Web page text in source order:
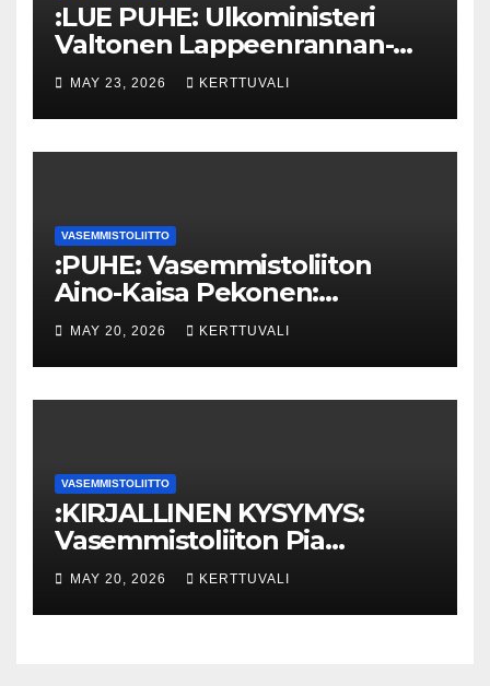
:LUE PUHE: Ulkoministeri
Valtonen Lappeenrannan-
Lahden teknillisen yliopiston
kunniatohtoriksi
MAY 23, 2026 KERTTUVALI
VASEMMISTOLIITTO
:PUHE: Vasemmistoliiton
Aino-Kaisa Pekonen:
Eriarvoistumisen
pysäyttäminen luo
turvallisuutta
MAY 20, 2026 KERTTUVALI
VASEMMISTOLIITTO
:KIRJALLINEN KYSYMYS:
Vasemmistoliiton Pia
Lohikoski: Missä viipyy Orpon
hallituksen drooniohjeistus
kunnille?
MAY 20, 2026 KERTTUVALI